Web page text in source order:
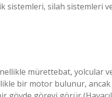
sistemleri, silah sistemleri
mürettebat, yolcular
bir motor bulunur,